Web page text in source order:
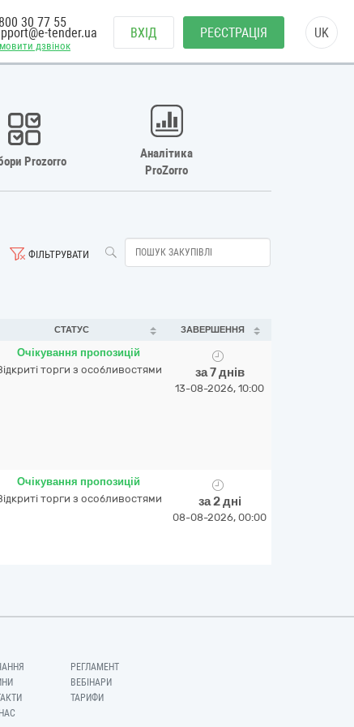
дзвінок
30 77 55
tender.ua ВХІД РЕЄСТРАЦІЯ UK
Prozorro
Аналітика
ProZorro
ФІЛЬТРУВАТИ
СТАТУС ЗАВЕРШЕННЯ
Очікування пропозицій
торги з особливостями
за 7 днів
13-08-2026, 10:00
Очікування пропозицій
торги з особливостями
за 2 дні
08-08-2026, 00:00
РЕГЛАМЕНТ
ВЕБІНАРИ
ТАРИФИ